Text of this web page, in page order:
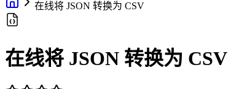
在线将 JSON 转换为 CSV
在线将 JSON 转换为 CSV